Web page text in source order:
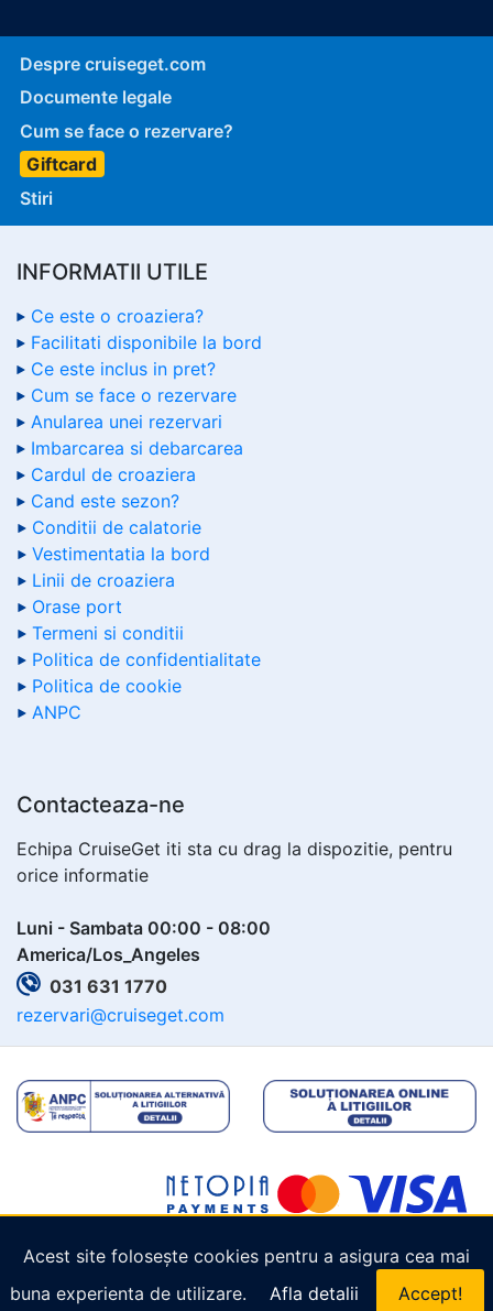
Acest site folosește cookies pentru a asigura cea mai
buna experienta de utilizare.
Afla detalii Accept!
Despre cruiseget.com
Documente legale
Cum se face o rezervare?
Giftcard
Stiri
INFORMATII UTILE
Ce este o croaziera?
Facilitati disponibile la bord
Ce este inclus in pret?
Cum se face o rezervare
Anularea unei rezervari
Imbarcarea si debarcarea
Cardul de croaziera
Cand este sezon?
Conditii de calatorie
Vestimentatia la bord
Linii de croaziera
Orase port
Termeni si conditii
Politica de confidentialitate
Politica de cookie
ANPC
Contacteaza-ne
Echipa CruiseGet iti sta cu drag la dispozitie, pentru
orice informatie
Luni - Sambata 00:00 - 08:00
America/Los_Angeles
031 631 1770
rezervari@cruiseget.com
Copyright © 2026 Cruiseget.com . Toate drepturile
rezervate.